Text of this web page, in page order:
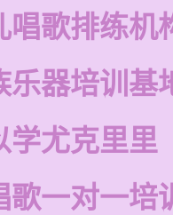
唱歌排练机
乐器培训基
学尤克里里
歌一对一培